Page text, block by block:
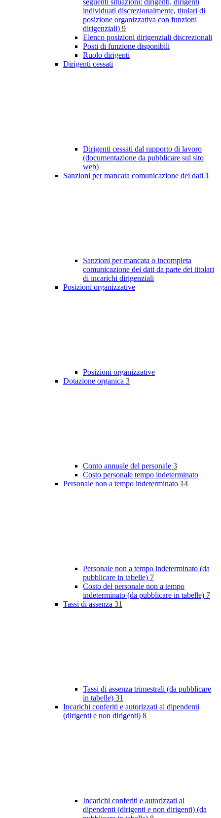
seguenti situazioni: dirigenti, dirigenti
individuati discrezionalmente, titolari di
posizione organizzativa con funzioni
dirigenziali) 9
Elenco posizioni dirigenziali discrezionali
Posti di funzione disponibili
Ruolo dirigenti
Dirigenti cessati
Dirigenti cessati dal rapporto di lavoro
(documentazione da pubblicare sul sito
web)
Sanzioni per mancata comunicazione dei dati 1
Sanzioni per mancata o incompleta
comunicazione dei dati da parte dei titolari
di incarichi dirigenziali
Posizioni organizzative
Posizioni organizzative
Dotazione organica 3
Conto annuale del personale 3
Costo personale tempo indeterminato
Personale non a tempo indeterminato 14
Personale non a tempo indeterminato (da
pubblicare in tabelle) 7
Costo del personale non a tempo
indeterminato (da pubblicare in tabelle) 7
Tassi di assenza 31
Tassi di assenza trimestrali (da pubblicare
in tabelle) 31
Incarichi conferiti e autorizzati ai dipendenti
(dirigenti e non dirigenti) 8
Incarichi conferiti e autorizzati ai
dipendenti (dirigenti e non dirigenti) (da